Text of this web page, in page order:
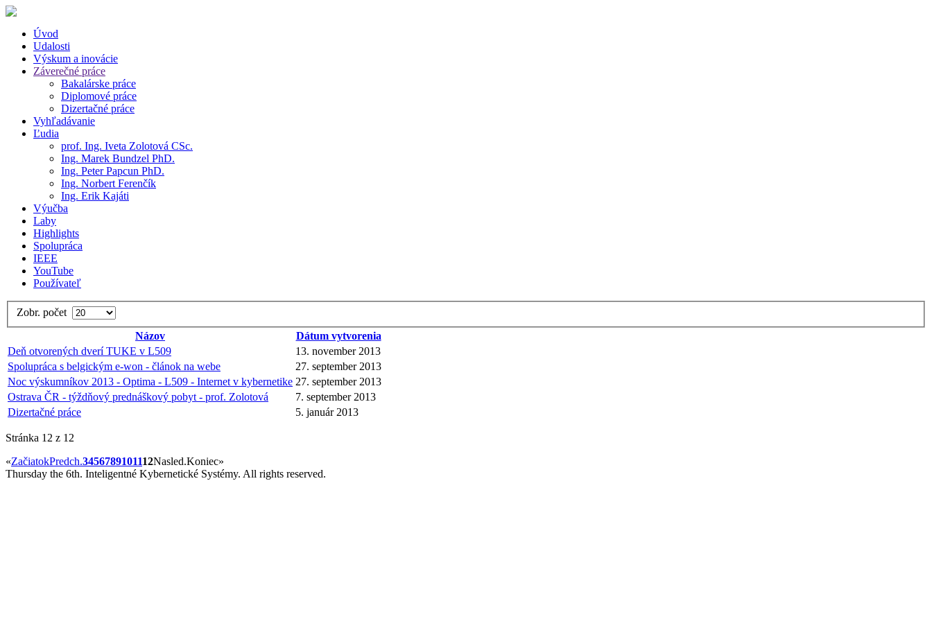
Úvod
Udalosti
Výskum a inovácie
Záverečné práce
Bakalárske práce
Diplomové práce
Dizertačné práce
Vyhľadávanie
Ľudia
prof. Ing. Iveta Zolotová CSc.
Ing. Marek Bundzel PhD.
Ing. Peter Papcun PhD.
Ing. Norbert Ferenčík
Ing. Erik Kajáti
Výučba
Laby
Highlights
Spolupráca
IEEE
YouTube
Používateľ
Zobr. počet
Názov
Dátum vytvorenia
Deň otvorených dverí TUKE v L509
13. november 2013
Spolupráca s belgickým e-won - článok na webe
27. september 2013
Noc výskumníkov 2013 - Optima - L509 - Internet v kybernetike 27. september 2013
Ostrava ČR - týždňový prednáškový pobyt - prof. Zolotová
7. september 2013
Dizertačné práce
5. január 2013
Stránka 12 z 12
«ZačiatokPredch.3456789101112Nasled.Koniec»
Thursday the 6th. Inteligentné Kybernetické Systémy. All rights reserved.